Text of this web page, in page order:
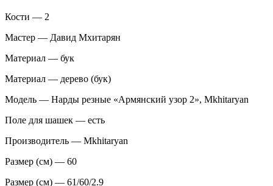
Кости — 2
Мастер — Давид Мхитарян
Материал — бук
Материал — дерево (бук)
Модель — Нарды резные «Армянский узор 2», Mkhitaryan
Поле для шашек — есть
Производитель — Mkhitaryan
Размер (см) — 60
Размер (см) — 61/60/2.9